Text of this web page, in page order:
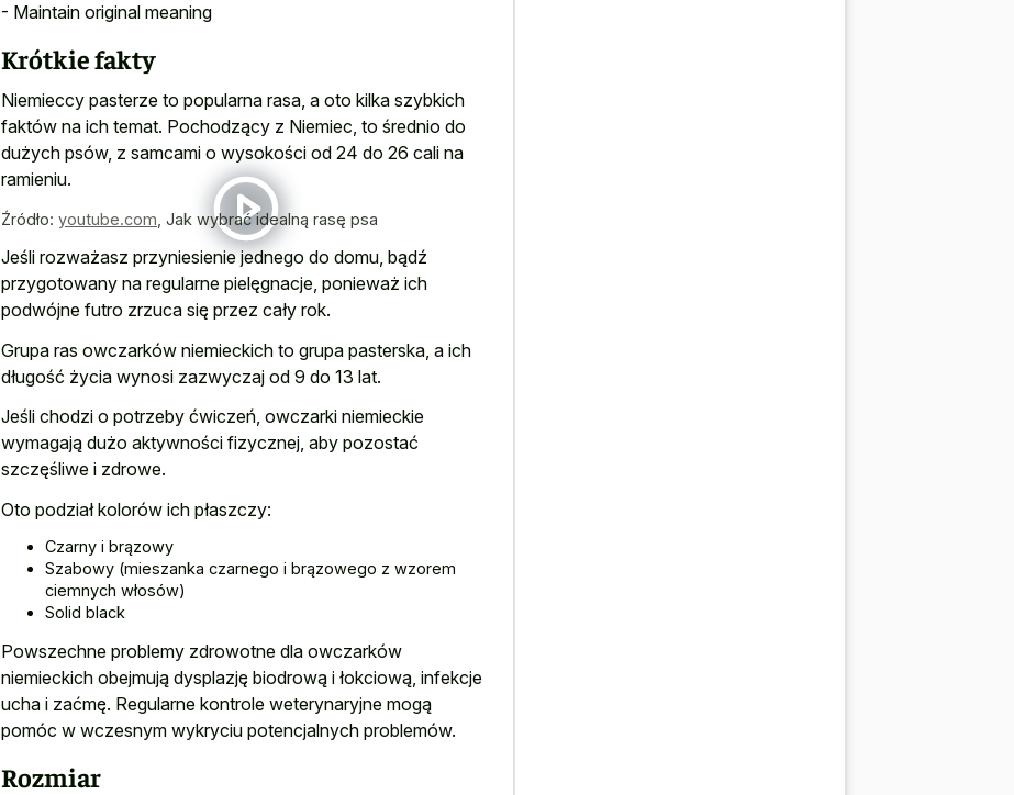
- Maintain original meaning
Krótkie fakty
Niemieccy pasterze to popularna rasa, a oto kilka szybkich
faktów na ich temat. Pochodzący z Niemiec, to średnio do
dużych psów, z samcami o wysokości od 24 do 26 cali na
ramieniu.
Źródło: youtube.com Jak wybrać idealną rasę psa
Jeśli rozważasz przyniesienie jednego do domu, bądź
przygotowany na regularne pielęgnacje, ponieważ ich
podwójne futro zrzuca się przez cały rok.
Grupa ras owczarków niemieckich to grupa pasterska, a ich
długość życia wynosi zazwyczaj od 9 do 13 lat.
Jeśli chodzi o potrzeby ćwiczeń, owczarki niemieckie
wymagają dużo aktywności fizycznej, aby pozostać
szczęśliwe i zdrowe.
Oto podział kolorów ich płaszczy:
Czarny i brązowy
Szabowy (mieszanka czarnego i brązowego z wzorem
ciemnych włosów)
Solid black
Powszechne problemy zdrowotne dla owczarków
niemieckich obejmują dysplazję biodrową i łokciową, infekcje
ucha i zaćmę. Regularne kontrole weterynaryjne mogą
pomóc w wczesnym wykryciu potencjalnych problemów.
Rozmiar